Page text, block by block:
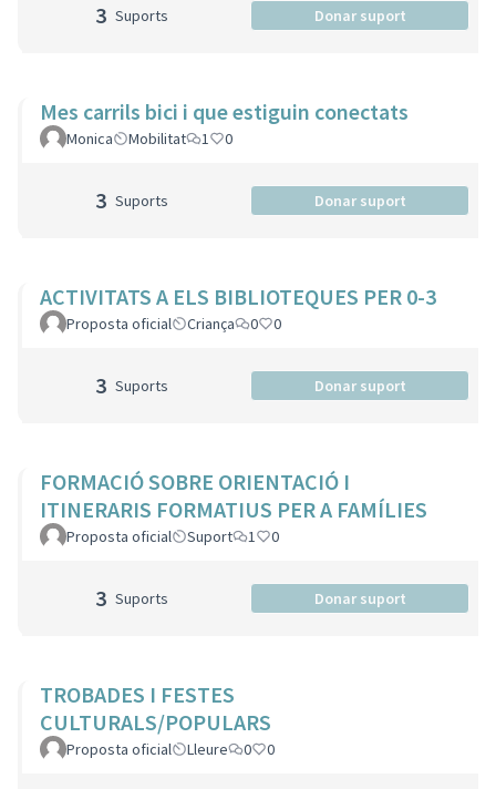
3 Suports Donar suport
Mes carrils bici i que estiguin conectats
Monica Mobilitat 1 0
3 Suports Donar suport
ACTIVITATS A ELS BIBLIOTEQUES PER 0-3
Proposta oficial Criança 0 0
3 Suports Donar suport
FORMACIÓ SOBRE ORIENTACIÓ I
ITINERARIS FORMATIUS PER A FAMÍLIES
Proposta oficial Suport 1 0
3 Suports Donar suport
TROBADES I FESTES
CULTURALS/POPULARS
Proposta oficial Lleure 0 0